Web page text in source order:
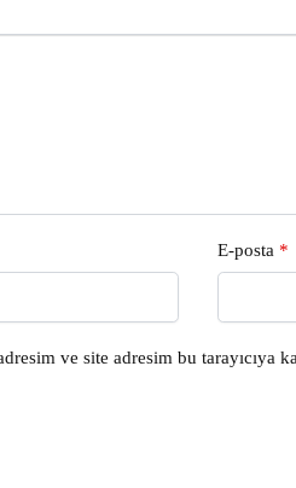
E-posta *
ve site adresim bu tarayıcıya